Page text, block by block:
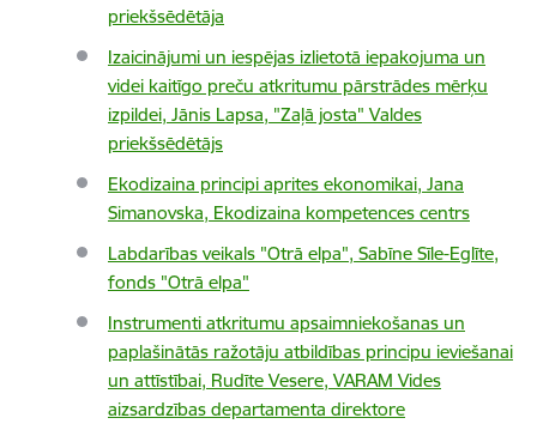
priekšsēdētāja
Izaicinājumi un iespējas izlietotā iepakojuma un
videi kaitīgo preču atkritumu pārstrādes mērķu
izpildei, Jānis Lapsa, "Zaļā josta" Valdes
priekšsēdētājs
Ekodizaina principi aprites ekonomikai, Jana
Simanovska, Ekodizaina kompetences centrs
Labdarības veikals "Otrā elpa", Sabīne Sīle-Eglīte,
fonds "Otrā elpa"
Instrumenti atkritumu apsaimniekošanas un
paplašinātās ražotāju atbildības principu ieviešanai
un attīstībai, Rudīte Vesere, VARAM Vides
aizsardzības departamenta direktore